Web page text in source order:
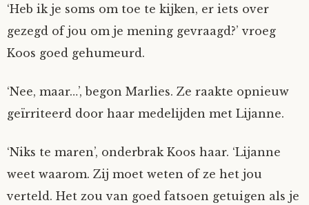
Juliette Stark
SirTeddy
‘Heb ik je soms om toe te kijken, er iets over
gezegd of jou om je mening gevraagd?’ vroeg
Koos goed gehumeurd.
‘Nee, maar…’, begon Marlies. Ze raakte opnieuw
geïrriteerd door haar medelijden met Lijanne.
‘Niks te maren’, onderbrak Koos haar. ‘Lijanne
weet waarom. Zij moet weten of ze het jou
verteld. Het zou van goed fatsoen getuigen als je